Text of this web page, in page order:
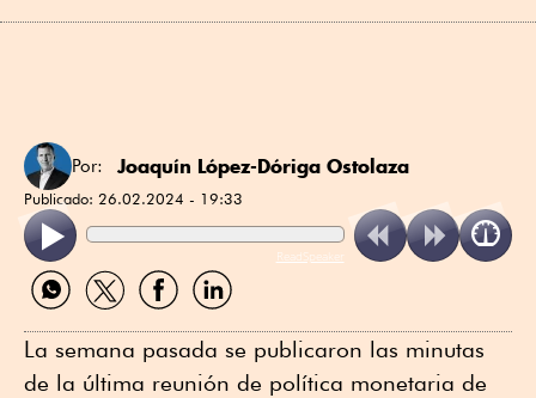
Por: Joaquín López-Dóriga Ostolaza
Publicado: 26.02.2024 - 19:33
ReadSpeaker
Compartir
por
Compartir
por
Compartir
por
Compartir
por
La semana pasada se publicaron las minutas
de la última reunión de política monetaria de